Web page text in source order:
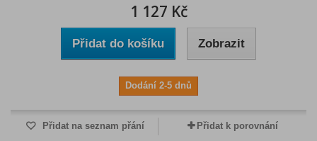
1 127 Kč
Přidat do košíku Zobrazit
Dodání 2-5 dnů
Přidat na seznam přání Přidat k porovnání